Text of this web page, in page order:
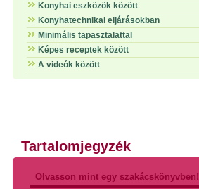
Konyhai eszközök között
Konyhatechnikai eljárásokban
Minimális tapasztalattal
Képes receptek között
A videók között
Tartalomjegyzék
Olvasson mint egy szakácskönyvben!